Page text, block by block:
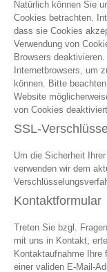
Natürlich können Sie
Cookies betrachten.
dass sie Cookies
Verwendung von
Browsers
Internetbrowsers, um
können. Bitte
Website
von Cookies
SSL-
Um die Sicherheit
verwenden wir dem
Kontaktformular
Treten Sie bzgl.
mit uns in Kontakt,
Kontaktaufnahme Ihre
einer validen E-Mail-